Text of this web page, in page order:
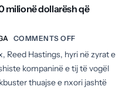
milionë dollarësh që
COMMENTS OFF
Reed Hastings, hyri në zyrat e
kompaninë e tij të vogël
thuajse e nxori jashtë